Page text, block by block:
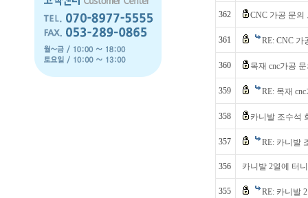
362 CNC 가공 문의
361 RE: CNC 가
360 목재 cnc가공
359 RE: 목재
358 카니발 조수석
357 RE: 카니발
356 카니발 2열에 터
355 RE: 카니발